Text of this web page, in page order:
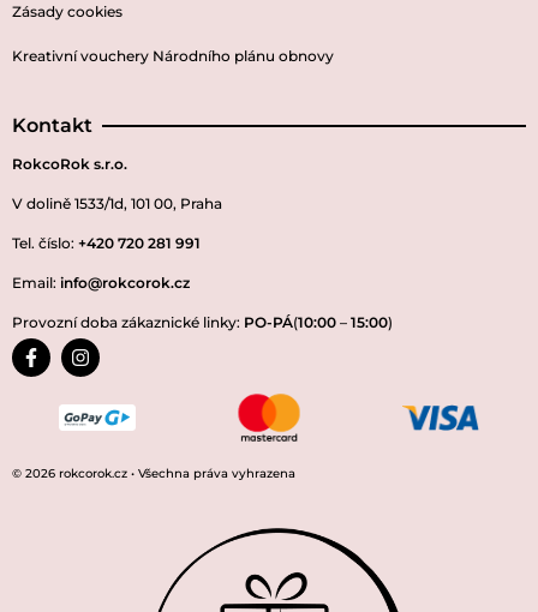
Zásady cookies
Kreativní vouchery Národního plánu obnovy
Kontakt
RokcoRok s.r.o.
V dolině 1533/1d, 101 00, Praha
Tel. číslo: +420 720 281 991
Email: info@rokcorok.cz
Provozní doba zákaznické linky: PO-PÁ(10:00 – 15:00)
© 2026 rokcorok.cz • Všechna práva vyhrazena